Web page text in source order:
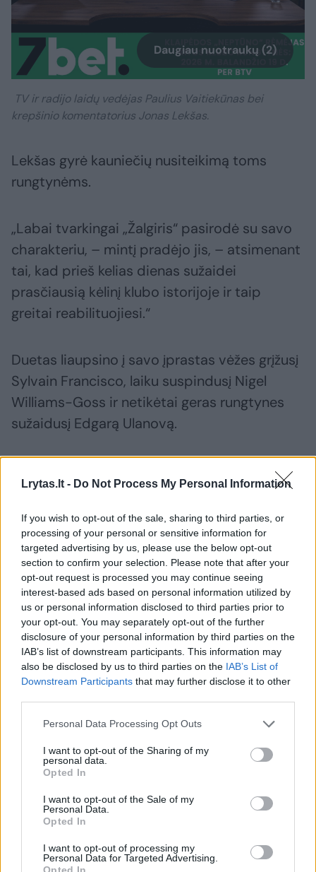
Lrytas.lt - Do Not Process My Personal Information
If you wish to opt-out of the sale, sharing to third parties, or
processing of your personal or sensitive information for
targeted advertising by us, please use the below opt-out
section to confirm your selection. Please note that after your
opt-out request is processed you may continue seeing
interest-based ads based on personal information utilized by
us or personal information disclosed to third parties prior to
your opt-out. You may separately opt-out of the further
disclosure of your personal information by third parties on the
IAB’s list of downstream participants. This information may
also be disclosed by us to third parties on the IAB’s List of
Downstream Participants that may further disclose it to other
Personal Data Processing Opt Outs
I want to opt-out of the Sharing of my
personal data.
Opted In
I want to opt-out of the Sale of my
Personal Data.
Opted In
I want to opt-out of processing my
Personal Data for Targeted Advertising.
Opted In
Daugiau nuotraukų (2)
TV ir radijo laidų vedėjas Paulius Vaitiekūnas bei
krepšinio komentatorius Jonas Lekšas.
Lekšas gyrė kauniečių nusiteikimą toms
rungtynėms.
„Labai tvarkingai „Žalgiris“ pasirodė su savo
charakteriu, – mintį pradėjo jis, – atsimenant
tai, kad prieš kelias dienas sužaidei
prasčiausią kėlinį klubo istorijoje ir taip
greitai reabilituojiesi.“
Duetas liaupsino į savo įprastas vėžes grįžusį
Sylvain Francisco, laiku suspindusį Nigel
Williams-Goss ir netikėtai geras rungtynes
sužaidusį Edgarą Ulanovą.
pamatė žaliai baltų atliktas išvadas po
skaudaus pralaimėjimo prieš „Dubai“. Į tokią
užklausą komentatorius atsakė
nedvejodamas.
„Tai matėsi. Pažiūrėk, kaip atrodė Francisco ir
Goss‘as. Kaip du visiškai skirtingi žaidėjai
negu antradienį, kur jie buvo visiškai
uždaryti“, – įžvalgomis dalinosi žurnalistas.
prognozes, kurios jau galimai nebeišsipildys,
„Eurolygos turo“ balsai perėjo prie galutinės
turnyrinės lentelės paveikslo ir potencialių
atkrintamųjų varžybų porų.
Nors liko tik vienerios rungtynės, „Žalgirio“
situacija toli gražu nėra aiški. Kauniečiai gali